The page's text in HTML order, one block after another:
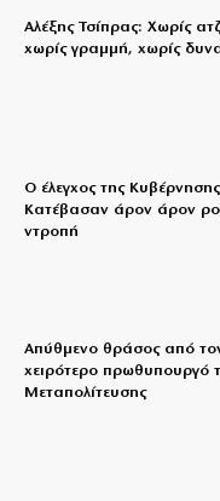
Αλέξης Τσίπρας: Χωρίς
χωρίς γραμμή, χωρίς
Ο έλεγχος της
Κατέβασαν άρον άρον
ντροπή
Απύθμενο θράσος από
χειρότερο πρωθυπουργό
Μεταπολίτευσης